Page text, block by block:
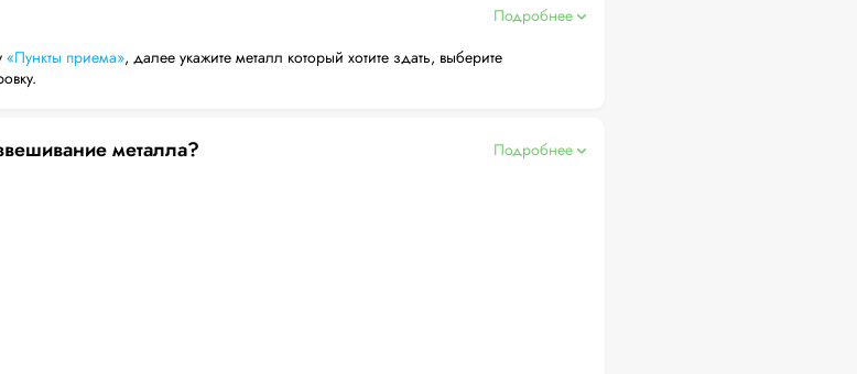
Подробнее
«Пункты приема», далее укажите металл который хотите здать, выберите
металла?
Подробнее